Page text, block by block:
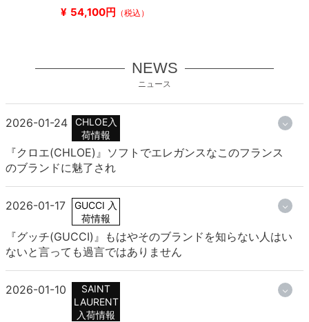
¥ 54,100円 （税込）
NEWS
ニュース
2026-01-24
CHLOE入
荷情報
『クロエ(CHLOE)』ソフトでエレガンスなこのフランス
のブランドに魅了され
2026-01-17
GUCCI 入
荷情報
『グッチ(GUCCI)』もはやそのブランドを知らない人はい
ないと言っても過言ではありません
2026-01-10
SAINT
LAURENT
入荷情報